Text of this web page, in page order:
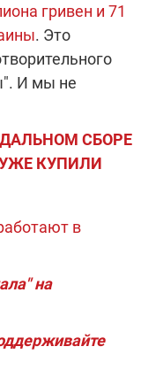
гривен и 71
. Это
И мы не
СБОРЕ
КУПИЛИ
в
на